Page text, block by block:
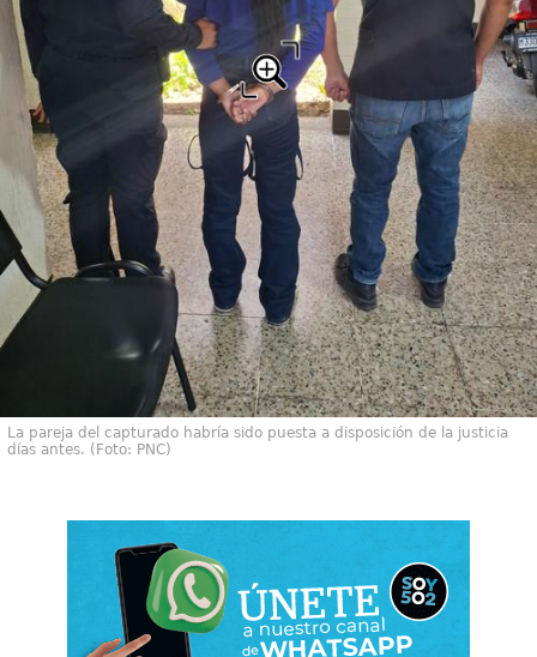
La pareja del capturado habría sido puesta a disposición de la justicia
días antes. (Foto: PNC)